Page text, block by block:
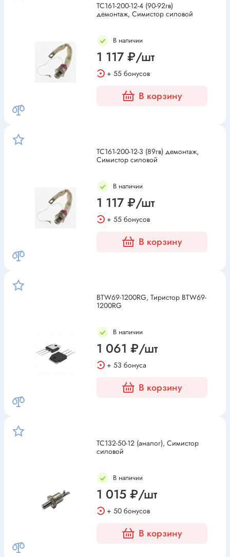
ТС161-200-12-4 (90-92гв)
демонтаж, Симистор силовой
В наличии
1 117 ₽/шт
+ 55 бонусов
В корзину
ТС161-200-12-3 (89гв) демонтаж,
Симистор силовой
В наличии
1 117 ₽/шт
+ 55 бонусов
В корзину
BTW69-1200RG, Тиристор BTW69-
1200RG
В наличии
1 061 ₽/шт
+ 53 бонуса
В корзину
ТС132-50-12 (аналог), Симистор
силовой
В наличии
1 015 ₽/шт
+ 50 бонусов
В корзину